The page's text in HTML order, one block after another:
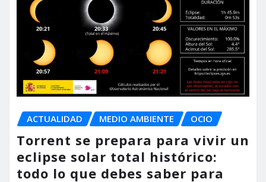
ACTUALIDAD MEDIO AMBIENTE OCIO
Torrent se prepara para vivir un
eclipse solar total histórico:
todo lo que debes saber para